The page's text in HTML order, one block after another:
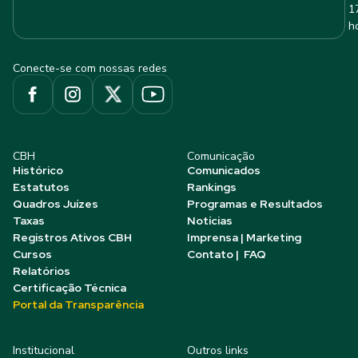
Conecte-se com nossas redes
CBH
Histórico
Estatutos
Quadros Juízes
Taxas
Registros Ativos CBH
Cursos
Relatórios
Certificação Técnica
Portal da Transparência
Comunicação
Comunicados
Rankings
Programas e Resultados
Notícias
Imprensa | Marketing
Contato | FAQ
Institucional Outros links